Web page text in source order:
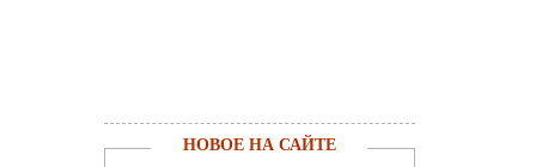
НОВОЕ НА САЙТЕ